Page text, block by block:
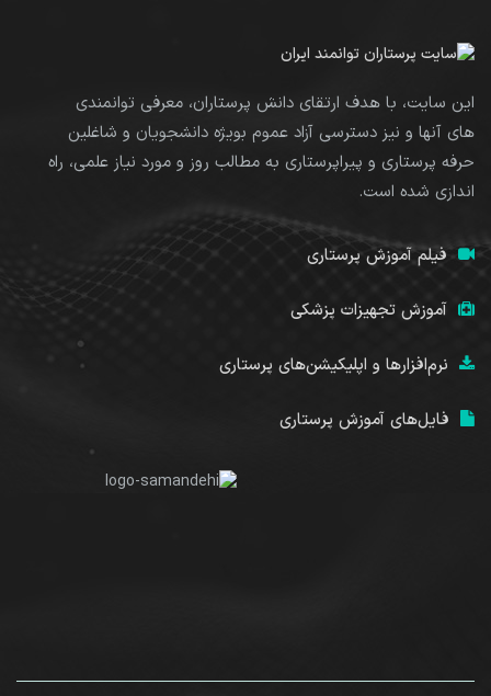
این سایت، با هدف ارتقای دانش پرستاران، معرفی توانمندی
های آنها و نیز دسترسی آزاد عموم بویژه دانشجویان و شاغلین
حرفه پرستاری و پیراپرستاری به مطالب روز و مورد نیاز علمی، راه
اندازی شده است.
فیلم آموزش پرستاری
آموزش تجهیزات پزشکی
نرم‌افزارها و اپلیکیشن‌های پرستاری
فایل‌های آموزش پرستاری